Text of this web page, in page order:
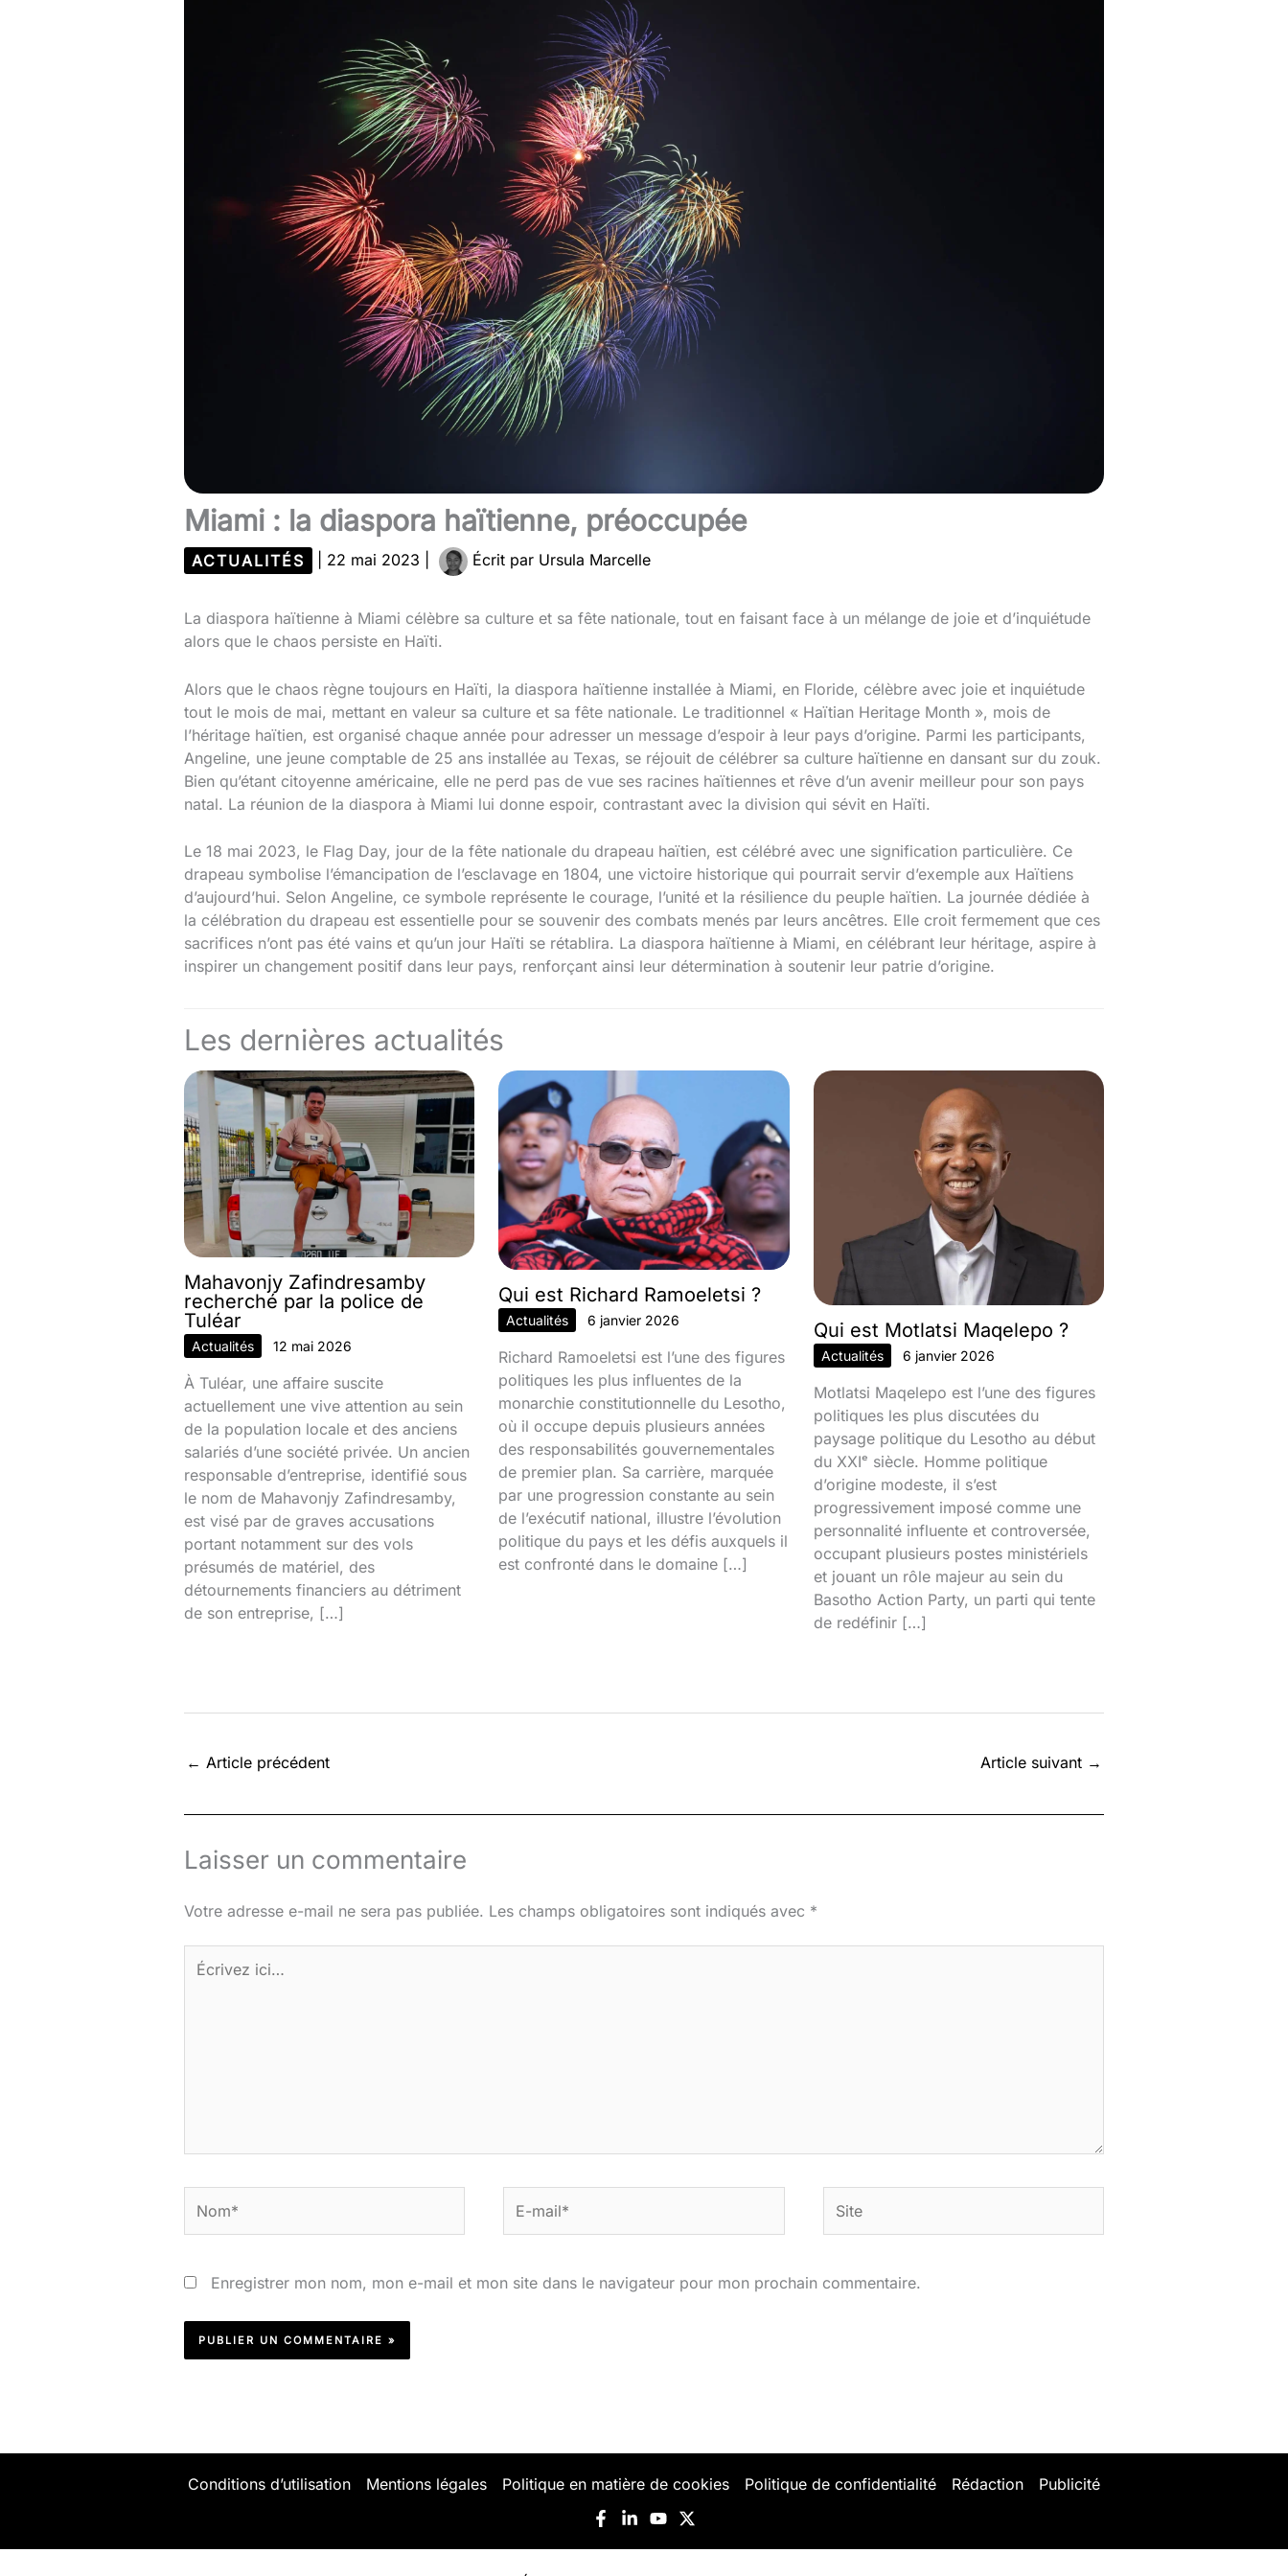
Miami : la diaspora haïtienne, préoccupée
ACTUALITÉS 22 mai 2023 Écrit par Ursula Marcelle
La diaspora haïtienne à Miami célèbre sa culture et sa fête nationale, tout en faisant face à un mélange de joie et d’inquiétude
alors que le chaos persiste en Haïti.
Alors que le chaos règne toujours en Haïti, la diaspora haïtienne installée à Miami, en Floride, célèbre avec joie et inquiétude
tout le mois de mai, mettant en valeur sa culture et sa fête nationale. Le traditionnel « Haïtian Heritage Month », mois de
l’héritage haïtien, est organisé chaque année pour adresser un message d’espoir à leur pays d’origine. Parmi les participants,
Angeline, une jeune comptable de 25 ans installée au Texas, se réjouit de célébrer sa culture haïtienne en dansant sur du zouk.
Bien qu’étant citoyenne américaine, elle ne perd pas de vue ses racines haïtiennes et rêve d’un avenir meilleur pour son pays
natal. La réunion de la diaspora à Miami lui donne espoir, contrastant avec la division qui sévit en Haïti.
Le 18 mai 2023, le Flag Day, jour de la fête nationale du drapeau haïtien, est célébré avec une signification particulière. Ce
drapeau symbolise l’émancipation de l’esclavage en 1804, une victoire historique qui pourrait servir d’exemple aux Haïtiens
d’aujourd’hui. Selon Angeline, ce symbole représente le courage, l’unité et la résilience du peuple haïtien. La journée dédiée à
la célébration du drapeau est essentielle pour se souvenir des combats menés par leurs ancêtres. Elle croit fermement que ces
sacrifices n’ont pas été vains et qu’un jour Haïti se rétablira. La diaspora haïtienne à Miami, en célébrant leur héritage, aspire à
inspirer un changement positif dans leur pays, renforçant ainsi leur détermination à soutenir leur patrie d’origine.
Les dernières actualités
Mahavonjy Zafindresamby
recherché par la police de
Tuléar
Actualités 12 mai 2026
À Tuléar, une affaire suscite
actuellement une vive attention au sein
de la population locale et des anciens
salariés d’une société privée. Un ancien
responsable d’entreprise, identifié sous
le nom de Mahavonjy Zafindresamby,
est visé par de graves accusations
portant notamment sur des vols
présumés de matériel, des
détournements financiers au détriment
de son entreprise, […]
Qui est Richard Ramoeletsi ?
Actualités 6 janvier 2026
Richard Ramoeletsi est l’une des figures
politiques les plus influentes de la
monarchie constitutionnelle du Lesotho,
où il occupe depuis plusieurs années
des responsabilités gouvernementales
de premier plan. Sa carrière, marquée
par une progression constante au sein
de l’exécutif national, illustre l’évolution
politique du pays et les défis auxquels il
est confronté dans le domaine […]
Qui est Motlatsi Maqelepo ?
Actualités 6 janvier 2026
Motlatsi Maqelepo est l’une des figures
politiques les plus discutées du
paysage politique du Lesotho au début
du XXIᵉ siècle. Homme politique
d’origine modeste, il s’est
progressivement imposé comme une
personnalité influente et controversée,
occupant plusieurs postes ministériels
et jouant un rôle majeur au sein du
Basotho Action Party, un parti qui tente
de redéfinir […]
← Article précédent Article suivant →
Laisser un commentaire
Votre adresse e-mail ne sera pas publiée. Les champs obligatoires sont indiqués avec *
Écrivez
ici…
mail*
Enregistrer mon nom, mon e-mail et mon site dans le navigateur pour mon prochain commentaire.
Conditions d’utilisation Mentions légales Politique en matière de cookies Politique de confidentialité Rédaction Publicité